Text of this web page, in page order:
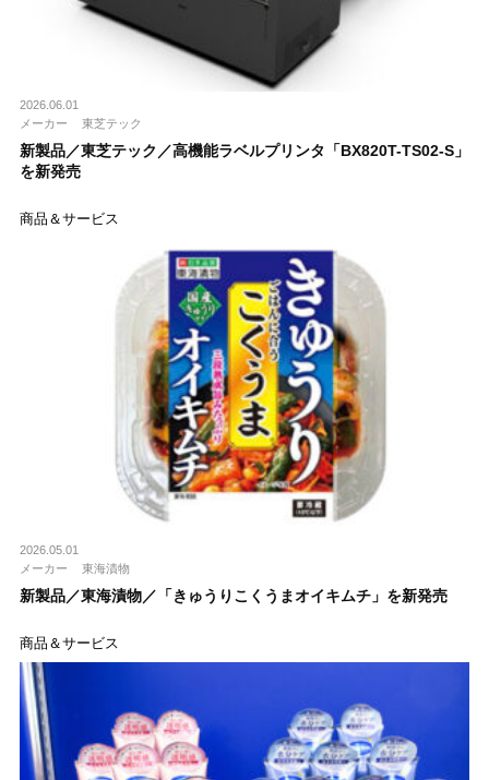
2026.06.01
メーカー
東芝テック
新製品／東芝テック／高機能ラベルプリンタ「BX820T-TS02-S」
を新発売
商品＆サービス
2026.05.01
メーカー
東海漬物
新製品／東海漬物／「きゅうりこくうまオイキムチ」を新発売
商品＆サービス